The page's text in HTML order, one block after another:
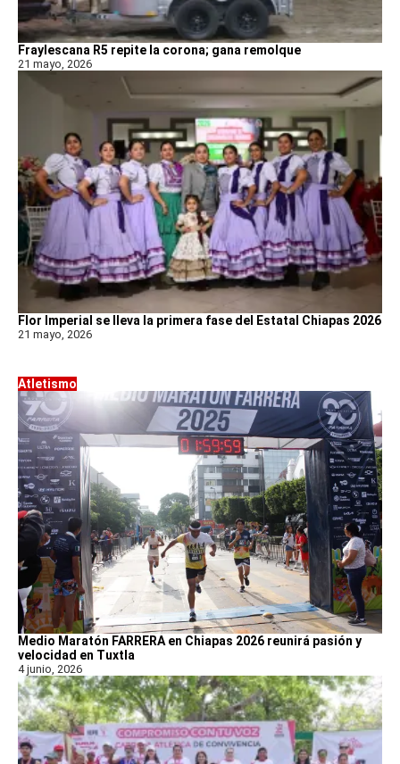
Fraylescana R5 repite la corona; gana remolque
21 mayo, 2026
Flor Imperial se lleva la primera fase del Estatal Chiapas 2026
21 mayo, 2026
Atletismo
Medio Maratón FARRERA en Chiapas 2026 reunirá pasión y
velocidad en Tuxtla
4 junio, 2026